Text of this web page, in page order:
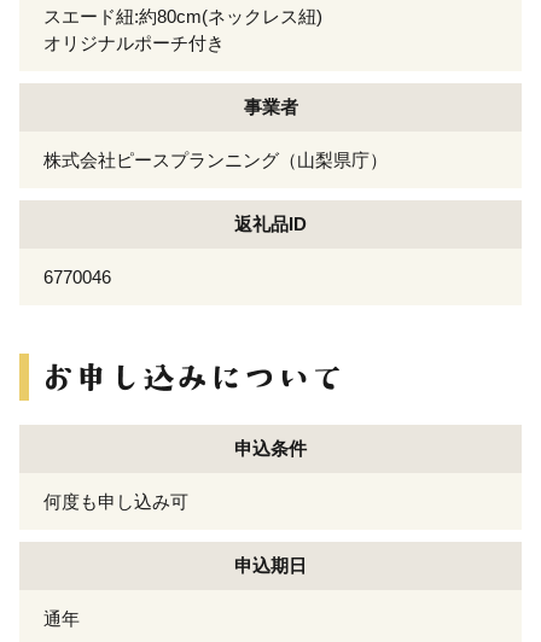
スエード紐:約80cm(ネックレス紐)
オリジナルポーチ付き
事業者
株式会社ピースプランニング（山梨県庁）
返礼品ID
6770046
申込条件
何度も申し込み可
申込期日
通年